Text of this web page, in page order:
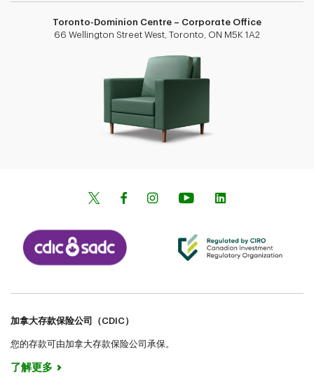
Toronto-Dominion Centre – Corporate Office
66 Wellington Street West, Toronto, ON M5K 1A2
加拿大存款保险公司（CDIC）
您的存款可由加拿大存款保险公司承保。
了解更多